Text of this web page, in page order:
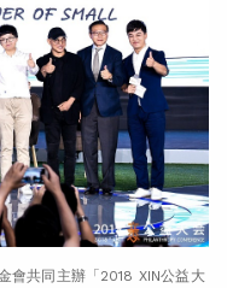
會共同主辦「2018 XIN公益大